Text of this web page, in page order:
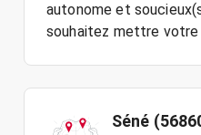
autonome et
souhaitez mettre votre
Séné